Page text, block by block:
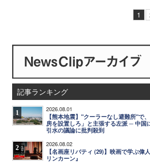
1
記事ランキング
1 2026.08.01
【熊本地震】"クーラーなし避難所"で
房を設置しろ」と主張する左派 ─ 中国
引水の議論に批判殺到
2 2026.08.02
【名画座リバティ (29)】映画で学ぶ偉
リンカーン』